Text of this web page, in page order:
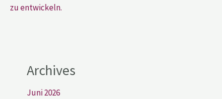
zu entwickeln.
Archives
Juni 2026